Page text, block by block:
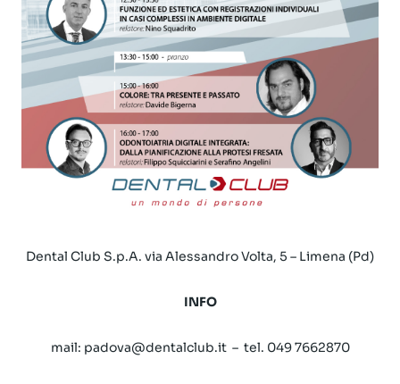
Dental Club S.p.A. via Alessandro Volta, 5 – Limena (Pd)
INFO
mail: padova@dentalclub.it – tel. 049 7662870